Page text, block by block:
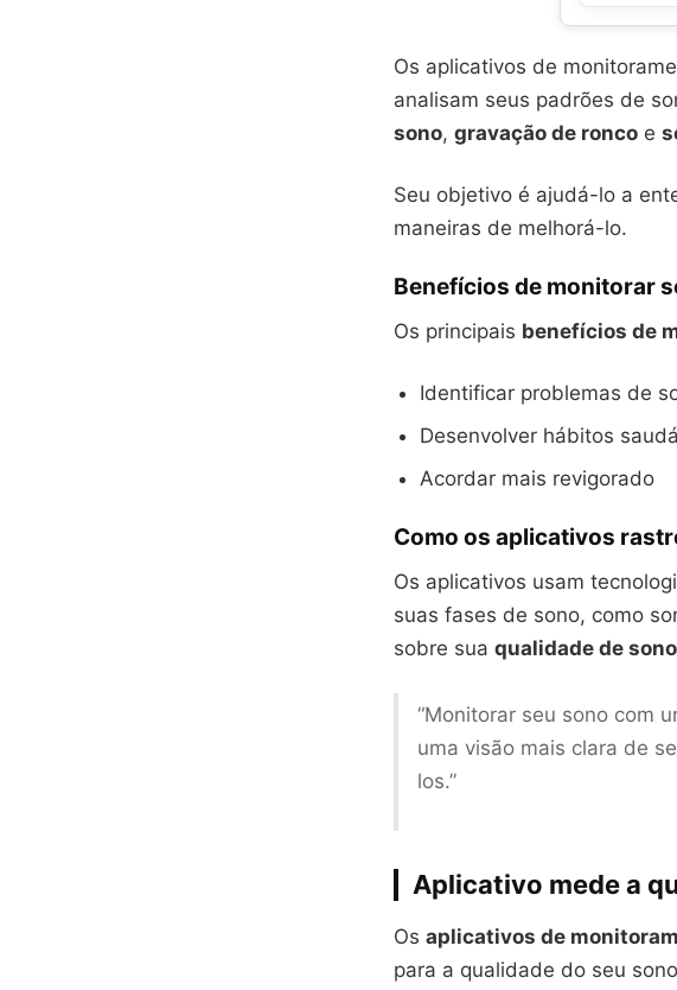
Os aplicativos de
analisam seus padrões de
sono, gravação de ronco e
Seu objetivo é ajudá-lo a
maneiras de melhorá-lo.
Benefícios de monitorar
Os principais benefícios de
Identificar problemas de
Desenvolver hábitos
Acordar mais revigorado
Como os aplicativos
Os aplicativos usam
suas fases de sono, como
sobre sua qualidade de sono
“Monitorar seu sono com
uma visão mais clara de
los.”
Aplicativo mede a
Os aplicativos de
para a qualidade do seu